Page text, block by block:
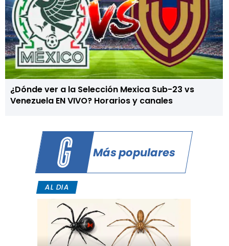
¿Dónde ver a la Selección Mexica Sub-23 vs
Venezuela EN VIVO? Horarios y canales
Más populares
AL DIA